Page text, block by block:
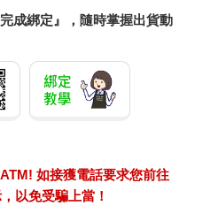
夫妻不平等（couple
味著甚麼，我們需要來一趟百年
上所扮演的角色，如何隨著時間
性，因為她們最有機會成就事
性的大學畢業生人數並非總是
的因素，女性上大學和從大學
，四年制大學的男女比例是1.6比
成綁定』，隨時掌握出貨動
如接獲電話要求您前往
以免受騙上當！